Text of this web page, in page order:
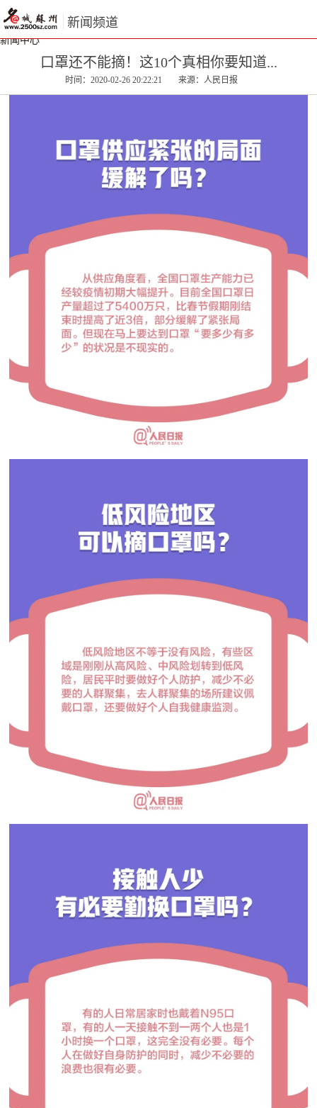
新闻中心
新闻频道
口罩还不能摘！这10个真相你要知道...
时间： 2020-02-26 20:22:21 来源：人民日报